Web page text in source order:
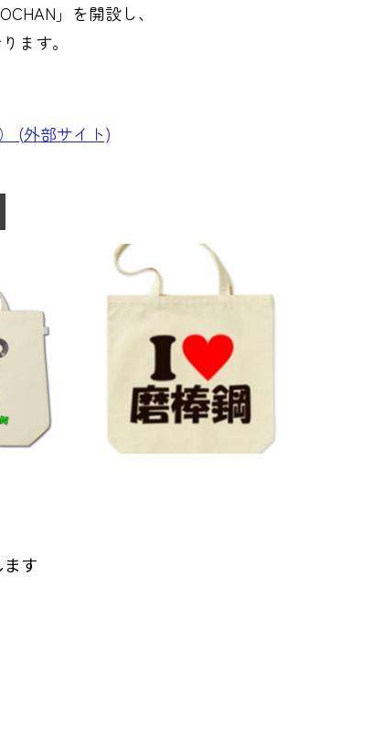
」を開設し、
ます。
(外部サイト)
す